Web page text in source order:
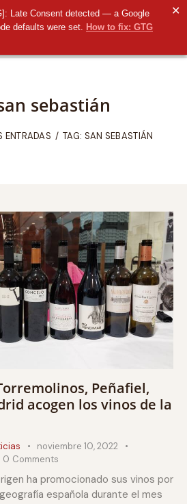
Late Consent detected — a Google
defaults were set. How to fix: GTG
✕
sebastián
ENTRADAS TAG: SAN SEBASTIÁN
Peñafiel,
acogen los vinos de la
noviembre 10, 2022
0 Comments
ha promocionado sus vinos por
española durante el mes